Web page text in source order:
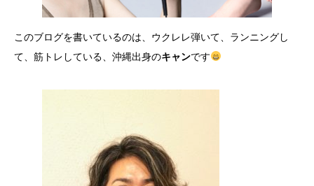
このブログを書いているのは、ウクレレ弾いて、ランニングし
て、筋トレしている、沖縄出身のキャンです